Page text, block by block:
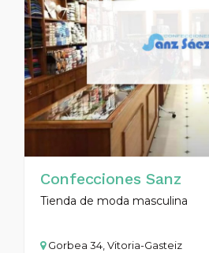
Confecciones Sanz
Tienda de moda masculina
Gorbea 34, Vitoria-Gasteiz